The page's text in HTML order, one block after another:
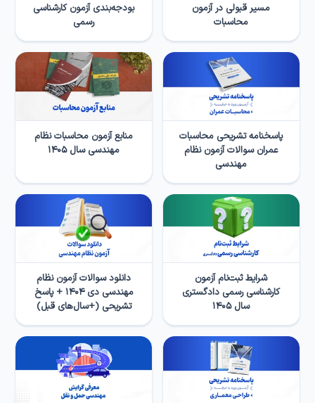
مسیر قبولی در آزمون
محاسبات
بودجه‌بندی آزمون کارشناسی
رسمی
پاسخنامه تشریحی محاسبات
عمران سوالات آزمون نظام
مهندسی
منابع آزمون محاسبات نظام
مهندسی سال ۱۴۰۵
شرایط ثبت‌نام آزمون
کارشناسی رسمی دادگستری
سال ۱۴۰۵
دانلود سوالات آزمون نظام
مهندسی دی ۱۴۰۴ + پاسخ
تشریحی (+سال‌های قبل)